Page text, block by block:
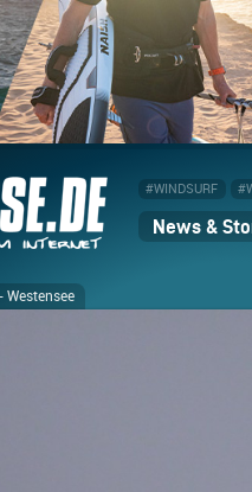
#WINDSURF
News &
Westensee